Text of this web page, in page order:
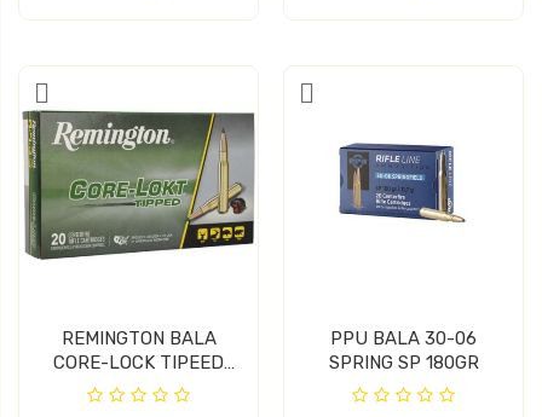
REMINGTON BALA
CORE-LOCK TIPEED
CAL.30-06 165GR
PPU BALA 30-06
SPRING SP 180GR